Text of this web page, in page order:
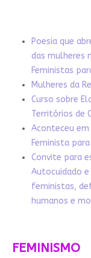
Poesia que
das mulheres
Feministas
Mulheres da
Curso sobre
Territórios de
Aconteceu
Feminista
Convite para
Autocuidado
feministas,
humanos e
FEMINISMO